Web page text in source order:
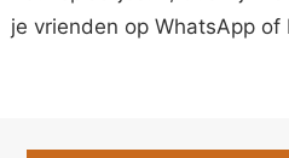
je vrienden op WhatsApp of